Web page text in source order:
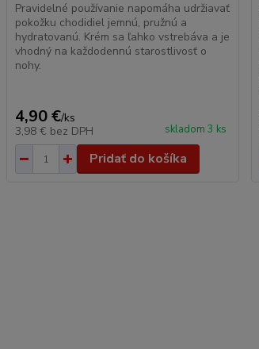
Pravidelné používanie napomáha udržiavať
pokožku chodidiel jemnú, pružnú a
hydratovanú. Krém sa ľahko vstrebáva a je
vhodný na každodennú starostlivosť o
nohy.
4,90 €/ks
3,98 € bez DPH skladom 3 ks
Pridať do košíka